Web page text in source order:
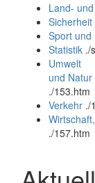
und
Land-
Sport und
Statistik ./
Umwelt
und Natur
./153.htm
Verkehr ./
./157.htm